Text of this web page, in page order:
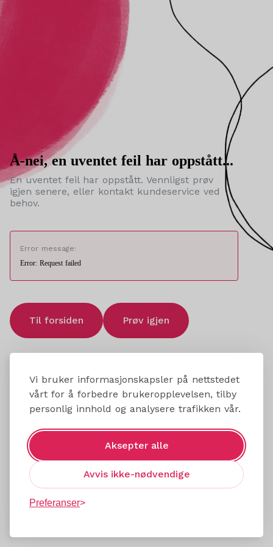
Vi bruker informasjonskapsler på nettstedet
vårt for å forbedre brukeropplevelsen, tilby
personlig innhold og analysere trafikken vår.
Aksepter alle
Avvis ikke-nødvendige
Preferanser
Å-nei, en uventet feil har oppstått...
En uventet feil har oppstått. Vennligst prøv
igjen senere, eller kontakt kundeservice ved
behov.
Error message:
Error: Request failed
Til forsiden Prøv igjen